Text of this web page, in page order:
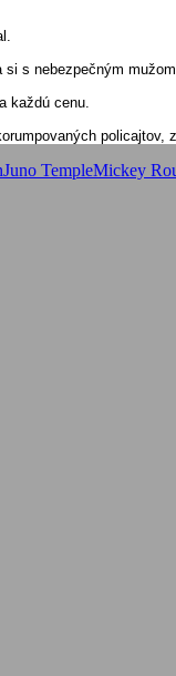
s nebezpečným
každú cenu.
Juno TempleMickey